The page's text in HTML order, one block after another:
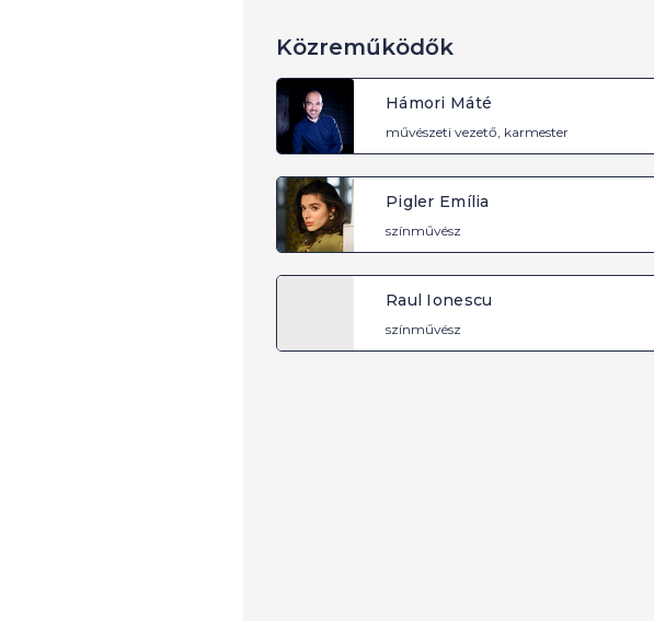
Közreműködők
Hámori Máté
művészeti vezető, karmester
Pigler Emília
színművész
Raul Ionescu
színművész